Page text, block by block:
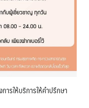
ารให้บริการให้คำปรึกษา